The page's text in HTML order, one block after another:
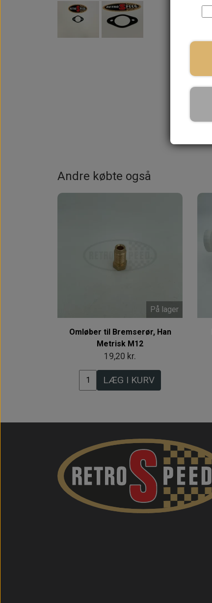
Andre købte også
På lager
Omløber til Bremserør, Han
Metrisk M12
19,20 kr.
LÆG I KURV